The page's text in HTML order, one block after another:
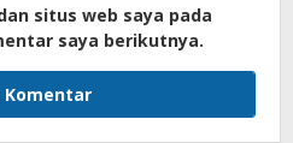
situs web saya pada
saya berikutnya.